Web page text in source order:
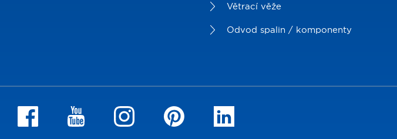
Větrací věže
Odvod spalin / komponenty